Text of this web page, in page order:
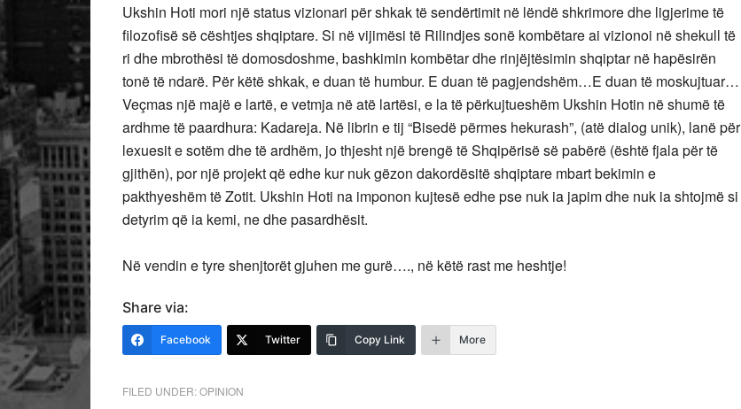
Ukshin Hoti mori një status vizionari për shkak të sendërtimit në lëndë shkrimore dhe ligjerime të
filozofisë së cështjes shqiptare. Si në vijimësi të Rilindjes sonë kombëtare ai vizionoi në shekull të
ri dhe mbrothësi të domosdoshme, bashkimin kombëtar dhe rinjëjtësimin shqiptar në hapësirën
tonë të ndarë. Për këtë shkak, e duan të humbur. E duan të pagjendshëm…E duan të moskujtuar…
Veçmas një majë e lartë, e vetmja në atë lartësi, e la të përkujtueshëm Ukshin Hotin në shumë të
ardhme të paardhura: Kadareja. Në librin e tij “Bisedë përmes hekurash”, (atë dialog unik), lanë për
lexuesit e sotëm dhe të ardhëm, jo thjesht një brengë të Shqipërisë së pabërë (është fjala për të
gjithën), por një projekt që edhe kur nuk gëzon dakordësitë shqiptare mbart bekimin e
pakthyeshëm të Zotit. Ukshin Hoti na imponon kujtesë edhe pse nuk ia japim dhe nuk ia shtojmë si
detyrim që ia kemi, ne dhe pasardhësit.
Në vendin e tyre shenjtorët gjuhen me gurë…., në këtë rast me heshtje!
Share via:
Facebook Twitter Copy Link More
FILED UNDER:OPINION